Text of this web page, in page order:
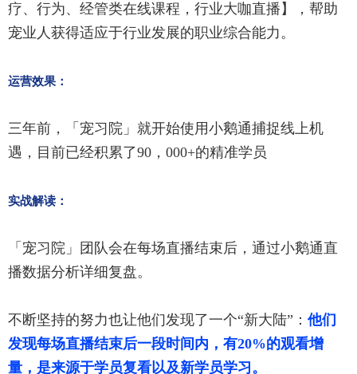
疗、行为、经管类在线课程，行业大咖直播】，帮助
宠业人获得适应于行业发展的职业综合能力。
运营效果：
三年前，「宠习院」就开始使用小鹅通捕捉线上机
遇，目前已经积累了90，000+的精准学员
实战解读：
「宠习院」团队会在每场直播结束后，通过小鹅通直
播数据分析详细复盘。
不断坚持的努力也让他们发现了一个“新大陆”： 他们
发现每场直播结束后一段时间内，有20%的观看增
量，是来源于学员复看以及新学员学习。